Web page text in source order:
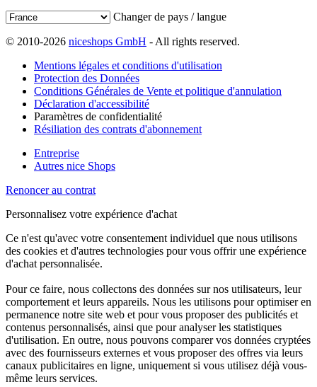
Changer de pays / langue
© 2010-2026 niceshops GmbH - All rights reserved.
Mentions légales et conditions d'utilisation
Protection des Données
Conditions Générales de Vente et politique d'annulation
Déclaration d'accessibilité
Paramètres de confidentialité
Résiliation des contrats d'abonnement
Entreprise
Autres nice Shops
Renoncer au contrat
Personnalisez votre expérience d'achat
Ce n'est qu'avec votre consentement individuel que nous utilisons
des cookies et d'autres technologies pour vous offrir une expérience
d'achat personnalisée.
Pour ce faire, nous collectons des données sur nos utilisateurs, leur
comportement et leurs appareils. Nous les utilisons pour optimiser en
permanence notre site web et pour vous proposer des publicités et
contenus personnalisés, ainsi que pour analyser les statistiques
d'utilisation. En outre, nous pouvons comparer vos données cryptées
avec des fournisseurs externes et vous proposer des offres via leurs
canaux publicitaires en ligne, uniquement si vous utilisez déjà vous-
même leurs services.